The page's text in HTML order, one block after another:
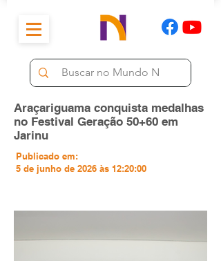
Araçariguama conquista medalhas
no Festival Geração 50+60 em
Jarinu
Publicado em:
5 de junho de 2026 às 12:20:00